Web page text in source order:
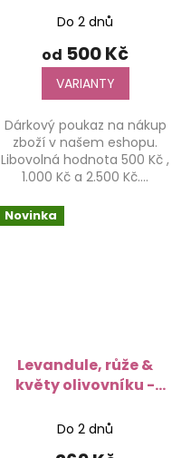
Do 2 dnů
od 500 Kč
VARIANTY
Dárkový poukaz na nákup
zboží v našem eshopu.
Libovolná hodnota 500 Kč ,
1.000 Kč a 2.500 Kč....
Novinka
Levandule, růže &
květy olivovníku -
mýdel
Do 2 dnů